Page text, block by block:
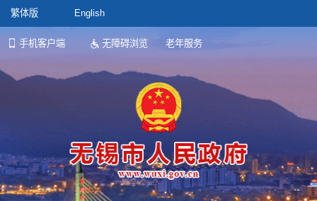
繁体版 English
手机客户端 无障碍浏览 老年服务